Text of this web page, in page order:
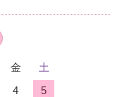
金
土
4 5